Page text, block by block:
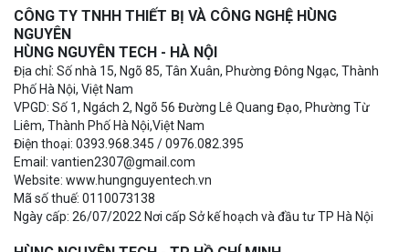
CÔNG TY TNHH THIẾT BỊ VÀ CÔNG NGHỆ HÙNG
NGUYÊN
HÙNG NGUYÊN TECH - HÀ NỘI
Địa chỉ: Số nhà 15, Ngõ 85, Tân Xuân, Phường Đông Ngạc, Thành
Phố Hà Nội, Việt Nam
VPGD: Số 1, Ngách 2, Ngõ 56 Đường Lê Quang Đạo, Phường Từ
Liêm, Thành Phố Hà Nội,Việt Nam
Điện thoại: 0393.968.345 / 0976.082.395
Email: vantien2307@gmail.com
Website: www.hungnguyentech.vn
Mã số thuế: 0110073138
Ngày cấp: 26/07/2022 Nơi cấp Sở kế hoạch và đầu tư TP Hà Nội